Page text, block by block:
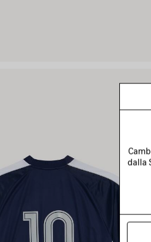
dalla